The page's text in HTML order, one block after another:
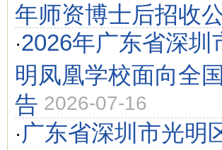
年师资博士后招收
·2026年广东省深
明凤凰学校面向全
告 2026-07-16
· 广东省深圳市光明